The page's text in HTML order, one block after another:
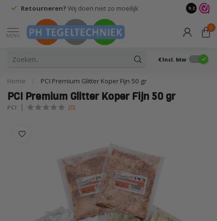
Retourneren? Wij doen niet zo moeilijk 9.2
MENU
0
€ Incl. btw
Home / PCI Premium Glitter Koper Fijn 50 gr
PCI Premium Glitter Koper Fijn 50 gr
PCI (0)